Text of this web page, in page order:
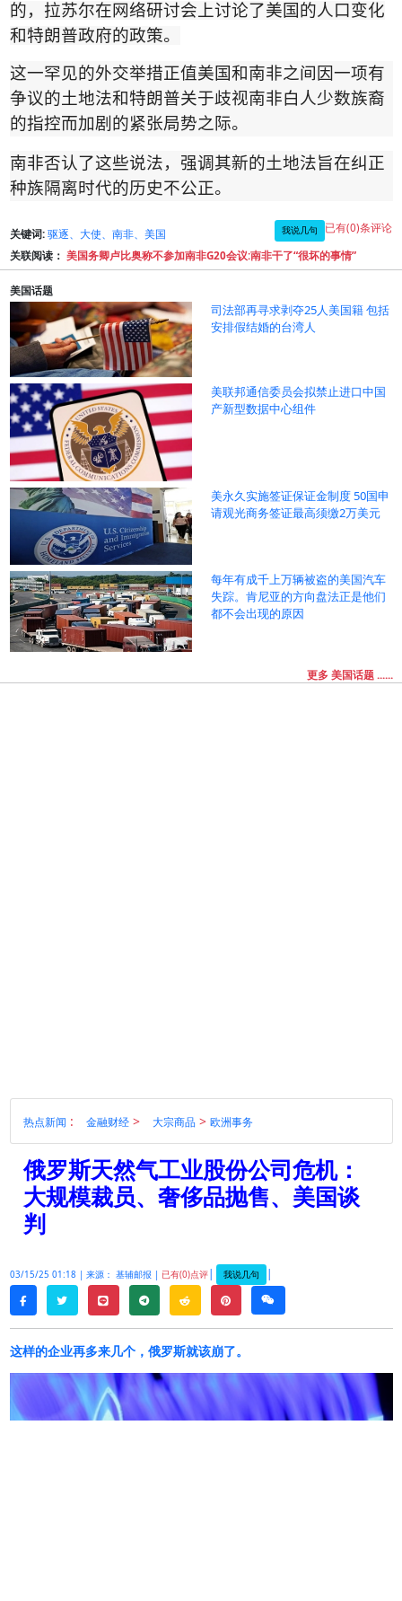
的，拉苏尔在网络研讨会上讨论了美国的人口变化
和特朗普政府的政策。
这一罕见的外交举措正值美国和南非之间因一项有
争议的土地法和特朗普关于歧视南非白人少数族裔
的指控而加剧的紧张局势之际。
南非否认了这些说法，强调其新的土地法旨在纠正
种族隔离时代的历史不公正。
关键词: 驱逐、大使、南非、美国 我说几句 已有(0)条评论
关联阅读： 美国务卿卢比奥称不参加南非G20会议:南非干了“很坏的事情”
美国话题
司法部再寻求剥夺25人美国籍 包括
安排假结婚的台湾人
美联邦通信委员会拟禁止进口中国
产新型数据中心组件
美永久实施签证保证金制度 50国申
请观光商务签证最高须缴2万美元
每年有成千上万辆被盗的美国汽车
失踪。肯尼亚的方向盘法正是他们
都不会出现的原因
更多 美国话题 ......
热点新闻 : 金融财经> 大宗商品 > 欧洲事务
俄罗斯天然气工业股份公司危机：
大规模裁员、奢侈品抛售、美国谈
判
03/15/25 01:18 | 来源： 基辅邮报 | 已有(0)点评| 我说几句 |
facebooktwitterline telegramreddit pinterestweixin
这样的企业再多来几个，俄罗斯就该崩了。